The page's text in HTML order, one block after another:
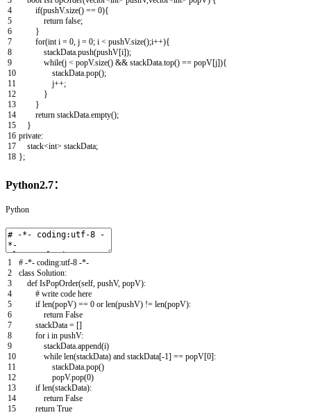
4
5
6
7
8
9
10
11
12
13
14
15
16
17
18
if(pushV.size() == 0){
return false;
}
for(int i = 0, j = 0; i < pushV.size();i++){
stackData.push(pushV[i]);
while(j < popV.size() && stackData.top() == popV[j]){
stackData.pop();
j++;
}
}
return stackData.empty();
}
private:
stack<int> stackData;
};
Python2.7：
Python
1
2
3
4
5
6
7
8
9
10
11
12
13
14
15
# -*- coding:utf-8 -*-
class Solution:
def IsPopOrder(self, pushV, popV):
# write code here
if len(popV) == 0 or len(pushV) != len(popV):
return False
stackData = []
for i in pushV:
stackData.append(i)
while len(stackData) and stackData[-1] == popV[0]:
stackData.pop()
popV.pop(0)
if len(stackData):
return False
return True